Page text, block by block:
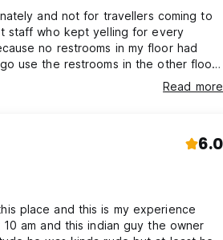
and not for travellers coming to
staff who kept yelling for every
no restrooms in my floor had
use the restrooms in the other floor.
some comfortable hostel stay
Read more
6.0
place and this is my experience
am and this indian guy the owner